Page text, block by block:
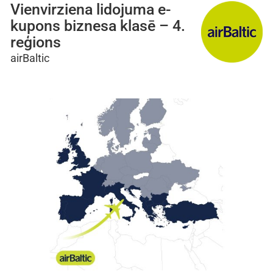
Vienvirziena lidojuma e-
kupons biznesa klasē – 4.
reģions
airBaltic